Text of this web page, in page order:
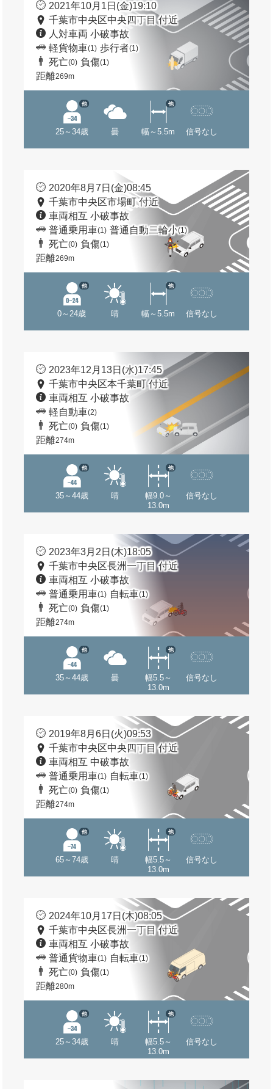
2021年10月1日(金)19:10
千葉市中央区中央四丁目 付近
人対車両 小破事故
軽貨物車(1) 歩行者(1)
死亡(0) 負傷(1)
距離269m
25～34歳
他
曇 幅～5.5m
他
信号なし
2020年8月7日(金)08:45
千葉市中央区市場町 付近
車両相互 小破事故
普通乗用車(1) 普通自動二輪小(1)
死亡(0) 負傷(1)
距離269m
0～24歳
他
晴 幅～5.5m
他
信号なし
2023年12月13日(水)17:45
千葉市中央区本千葉町 付近
車両相互 小破事故
軽自動車(2)
死亡(0) 負傷(1)
距離274m
35～44歳
他
晴
幅9.0～
13.0m
他
信号なし
2023年3月2日(木)18:05
千葉市中央区長洲一丁目 付近
車両相互 小破事故
普通乗用車(1) 自転車(1)
死亡(0) 負傷(1)
距離274m
35～44歳
他
曇
幅5.5～
13.0m
他
信号なし
2019年8月6日(火)09:53
千葉市中央区中央四丁目 付近
車両相互 中破事故
普通乗用車(1) 自転車(1)
死亡(0) 負傷(1)
距離274m
65～74歳
他
晴
幅5.5～
13.0m
他
信号なし
2024年10月17日(木)08:05
千葉市中央区長洲一丁目 付近
車両相互 小破事故
普通貨物車(1) 自転車(1)
死亡(0) 負傷(1)
距離280m
25～34歳
他
晴
幅5.5～
13.0m
他
信号なし